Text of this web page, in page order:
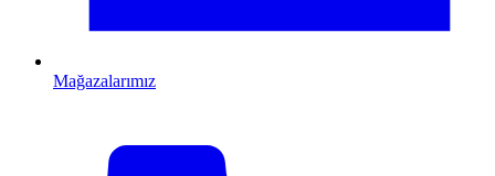
Mağazalarımız